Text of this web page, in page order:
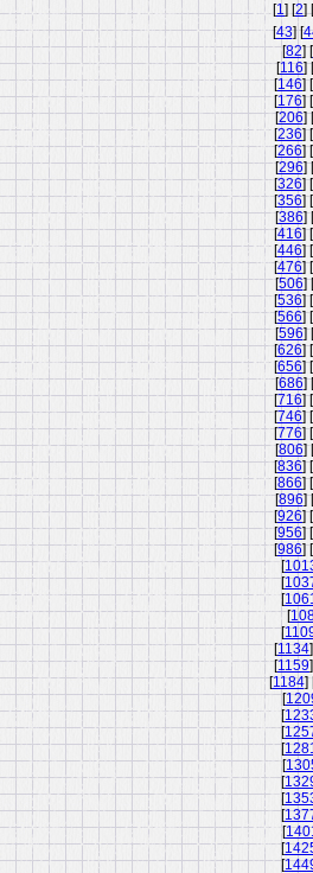
[1] [2] [
[43] [
[82] [
[116] [
[146] [
[176] [
[206] [
[236] [
[266] [
[296] [
[326] [
[356] [
[386] [
[416] [
[446] [
[476] [
[506] [
[536] [
[566] [
[596] [
[626] [
[656] [
[686] [
[716] [
[746] [
[776] [
[806] [
[836] [
[866] [
[896] [
[926] [
[956] [
[986] [
[
[
[
[
[
[1134
[1159
[1184]
[
[
[
[
[
[
[
[
[
[
[